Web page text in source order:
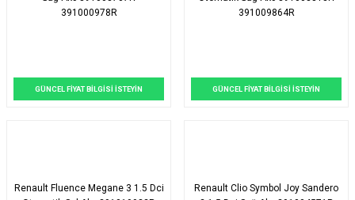
391000978R
GÜNCEL FİYAT BİLGİSİ İSTEYİN
391009864R
GÜNCEL FİYAT BİLGİSİ İSTEYİN
Renault Fluence Megane 3 1.5 Dci
Renault Clio Symbol Joy Sandero